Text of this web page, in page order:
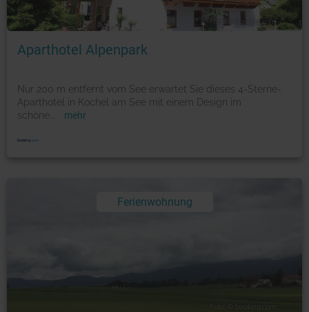
Foto: © booking.com
Aparthotel Alpenpark
Nur 200 m entfernt vom See erwartet Sie dieses 4-Sterne-
Aparthotel in Kochel am See mit einem Design im
schöne
mehr
Ferienwohnung
Foto: © booking.com